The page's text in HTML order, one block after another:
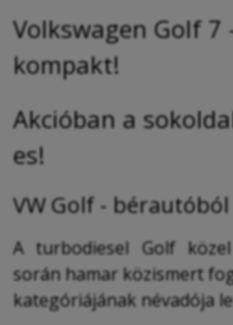
Volkswagen Golf 7
kompakt!
Akcióban a
es!
VW Golf -
A turbodiesel Golf
során hamar közismert
kategóriájának névadója